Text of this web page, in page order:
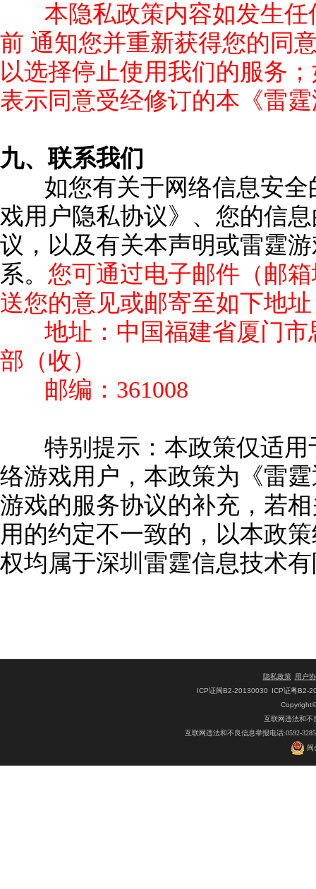
本隐私政策内容如发生
前 通知您并重新获得您的同
以选择停止使用我们的服务
表示同意受经修订的本《雷
九、联系我们
如您有关于网络信息安
戏用户隐私协议》、您的信
议，以及有关本声明或雷霆
系。 您可通过电子邮件（邮箱
送您的意见或邮寄至如下地
地址：中国福建省厦门
部（收）
邮编：361008
特别提示：本政策仅适
络游戏用户，本政策为《雷
游戏的服务协议的补充，若
用的约定不一致的，以本政
权均属于深圳雷霆信息技术
隐私政策
用户
ICP证闽B2-20130030 ICP证粤B2-
互联网违法和不
互联网违法和不良信息举报电话:0592-
闽